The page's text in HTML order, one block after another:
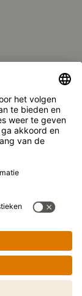
Kikkoman
Germany